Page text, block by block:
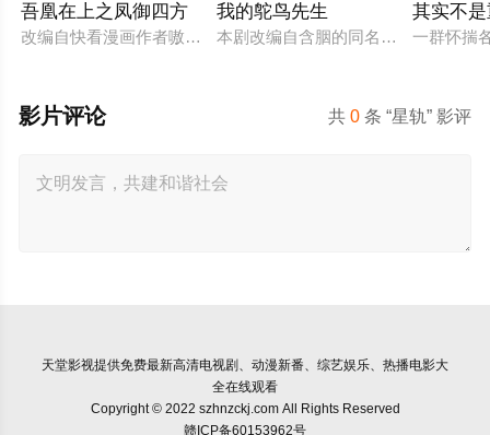
吾凰在上之凤御四方
改编自快看漫画作者嗷小泽的独家连载漫画《吾凰在上》。现
我的鸵鸟先生
本剧改编自含胭的同名小说，讲述了
其实不
一群怀揣
共0 条 “星轨” 影评
影片评论
天堂影视提供免费最新高清电视剧、动漫新番、综艺娱乐、热播电影大
全在线观看
Copyright © 2022 szhnzckj.com All Rights Reserved
赣ICP备60153962号